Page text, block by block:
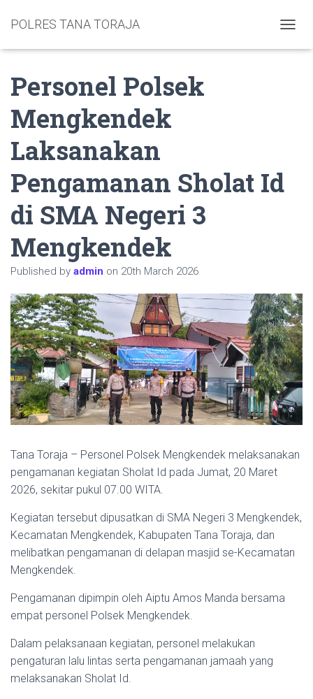
POLRES TANA TORAJA
Personel Polsek
Mengkendek
Laksanakan
Pengamanan Sholat Id
di SMA Negeri 3
Mengkendek
Published by admin on 20th March 2026
Tana Toraja – Personel Polsek Mengkendek melaksanakan
pengamanan kegiatan Sholat Id pada Jumat, 20 Maret
2026, sekitar pukul 07.00 WITA.
Kegiatan tersebut dipusatkan di SMA Negeri 3 Mengkendek,
Kecamatan Mengkendek, Kabupaten Tana Toraja, dan
melibatkan pengamanan di delapan masjid se-Kecamatan
Mengkendek.
Pengamanan dipimpin oleh Aiptu Amos Manda bersama
empat personel Polsek Mengkendek.
Dalam pelaksanaan kegiatan, personel melakukan
pengaturan lalu lintas serta pengamanan jamaah yang
melaksanakan Sholat Id.